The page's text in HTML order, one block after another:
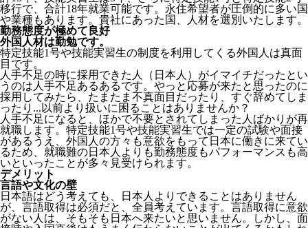
移行で、合計18年就業可能です。永住希望者が圧倒的に多い国
や業種もあります。貴社にあった国、人材を選別いたします。
勤務態度が極めて良好
外国人材は勤勉です。
特定技能1号や技能実習生の制度を利用してくる外国人は真面
目 です。
人手不足の時に採用できた人（日本人）がイマイチだったとい
うのは人手不足あるあるです。やっと応募が来たと思ったのに
採用してみたら、たまたま不真面目だったり、すぐ辞めてしま
ったり...以前より扱いに困ることはありませんか？
人手不足になると、ほかで不要とされてしまった人ばかりが再
就職します。特定技能1号や技能実習生では一定の試験や面接
があるうえ、外国人の方々も意欲をもって日本に働きに来てい
るため、就職難の日本人よりも勤務態度もパフォーマンスも高
いといったことが多々見受けられます。
デメリット
言語や文化の壁
日本語はどう考えても、日本人よりできることはありません
が、言語取得は必須だと、全員考えています。言語取得に意欲
がない人は、そもそも日本へ来たいと思いません。しかし、面